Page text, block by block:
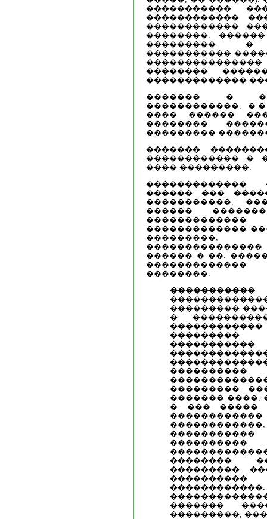
�����������
������������
������������
��������.
��������� �
�����������
��������
�������������
������� �
������������,
���� ������
��������
���������
�������
������������ �
���� ���������.
�������������
������ ���
�����������,
������
�������������
������ � ��.
��������.
�����������
���������
�
����������
���������
������� ����,
� ��� �����
��������
���������
�������
���������,